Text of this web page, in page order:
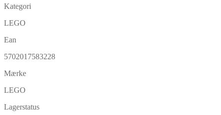
Kategori
LEGO
Ean
5702017583228
Mærke
LEGO
Lagerstatus